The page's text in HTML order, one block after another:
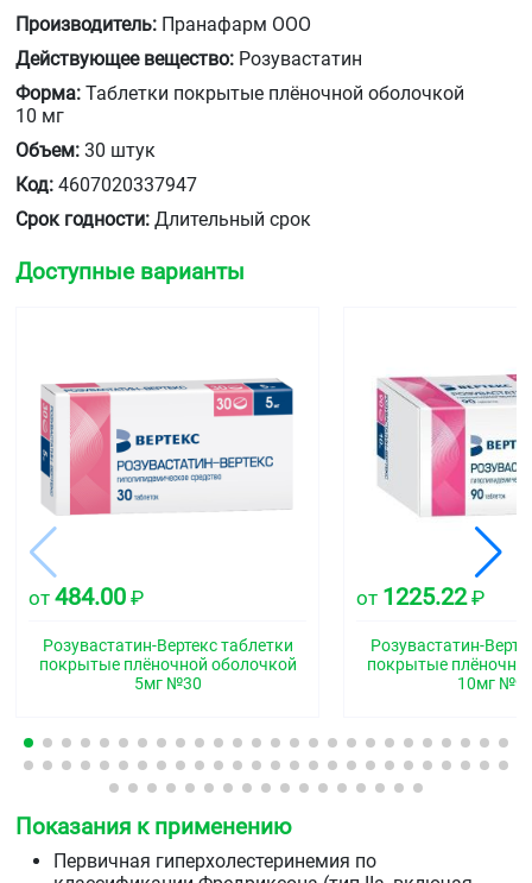
Производитель: Пранафарм ООО
Действующее вещество: Розувастатин
Форма: Таблетки покрытые плёночной оболочкой
10 мг
Объем: 30 штук
Код: 4607020337947
Срок годности: Длительный срок
Доступные варианты
от 484.00 ₽
Розувастатин-Вертекс таблетки
покрытые плёночной оболочкой
5мг №30
от 1225.22₽
Розувастатин-
покрытые
10мг
Показания к применению
Первичная гиперхолестеринемия по